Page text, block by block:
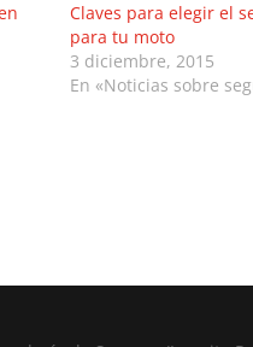
Claves para elegir el
para tu moto
3 diciembre, 2015
En «Noticias sobre